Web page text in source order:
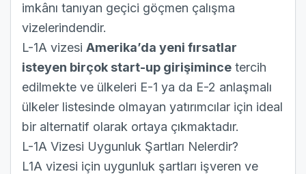
imkânı tanıyan geçici göçmen çalışma
vizelerindendir.
L-1A vizesi Amerika’da yeni fırsatlar
isteyen birçok start-up girişimince tercih
edilmekte ve ülkeleri E-1 ya da E-2 anlaşmalı
ülkeler listesinde olmayan yatırımcılar için ideal
bir alternatif olarak ortaya çıkmaktadır.
L-1A Vizesi Uygunluk Şartları Nelerdir?
L1A vizesi için uygunluk şartları işveren ve